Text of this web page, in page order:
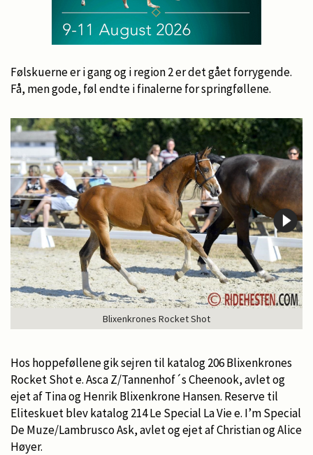
Følskuerne er i gang og i region 2 er det gået forrygende.
Få, men gode, føl endte i finalerne for springføllene.
Blixenkrones Rocket Shot
Hos hoppeføllene gik sejren til katalog 206 Blixenkrones
Rocket Shot e. Asca Z/Tannenhof´s Cheenook, avlet og
ejet af Tina og Henrik Blixenkrone Hansen. Reserve til
Eliteskuet blev katalog 214 Le Special La Vie e. I’m Special
De Muze/Lambrusco Ask, avlet og ejet af Christian og Alice
Høyer.